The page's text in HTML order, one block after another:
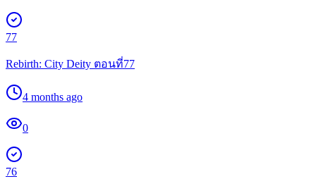
77
Rebirth: City Deity ตอนที่77
4 months ago
0
76